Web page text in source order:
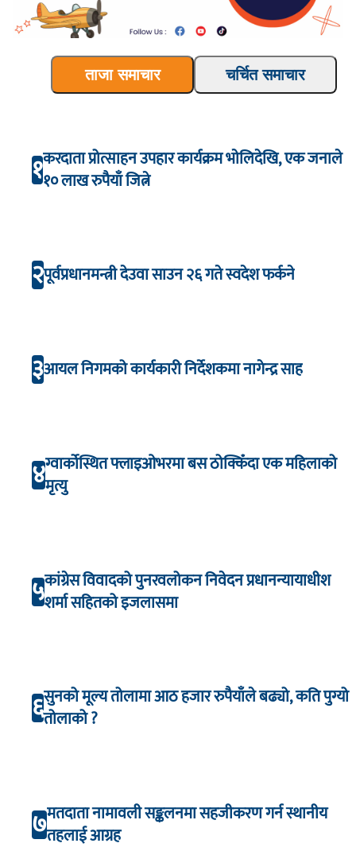
ताजा समाचार चर्चित समाचार
१करदाता प्रोत्साहन उपहार कार्यक्रम भाेलिदेखि, एक जनाले
१० लाख रुपैयाँ जित्ने
२पूर्वप्रधानमन्त्री देउवा साउन २६ गते स्वदेश फर्कने
३आयल निगमको कार्यकारी निर्देशकमा नागेन्द्र साह
४ग्वार्कोस्थित फ्लाइओभरमा बस ठोक्किँदा एक महिलाको
मृत्यु
५कांग्रेस विवादको पुनरवलोकन निवेदन प्रधानन्यायाधीश
शर्मा सहितको इजलासमा
६सुनको मूल्य तोलामा आठ हजार रुपैयाँले बढ्यो, कति पुग्यो
तोलाको ?
७मतदाता नामावली सङ्कलनमा सहजीकरण गर्न स्थानीय
तहलाई आग्रह